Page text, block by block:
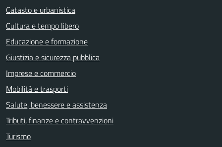
Catasto e urbanistica
Cultura e tempo libero
Educazione e formazione
Giustizia e sicurezza pubblica
Imprese e commercio
Mobilità e trasporti
Salute, benessere e assistenza
Tributi, finanze e contravvenzioni
Turismo